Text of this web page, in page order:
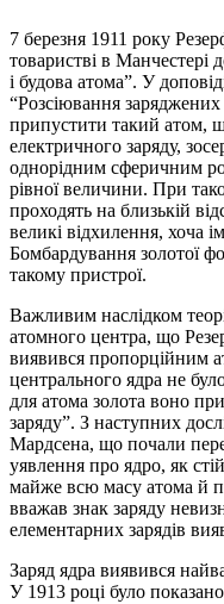
7 березня 1911 року
товаристві в Манчестері
і будова атома”. У
“Розсіювання
припустити такий атом,
електричного заряду,
однорідним сферичним
рівної величини. При
проходять на близькій
великі відхилення, хоча
Бомбардування золотої
такому пристрої.
Важливим наслідком
атомного центра, що
виявився пропорційним
центрального ядра не
для атома золота воно
заряду”. З наступних
Мардсена, що почали
уявлення про ядро, як
майже всю масу атома й
вважав знак заряду
елементарних зарядів
Заряд ядра виявився
У 1913 році було